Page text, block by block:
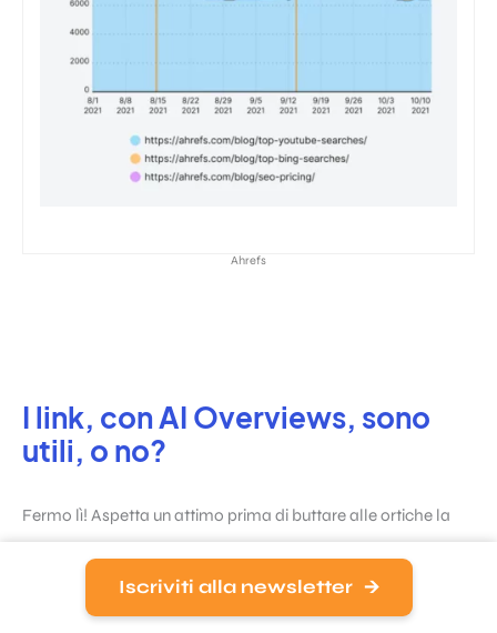
Ahrefs
I link, con AI Overviews, sono
utili, o no?
Fermo lì! Aspetta un attimo prima di buttare alle ortiche la
meno. Certo, come no. E Babbo Natale consegna i regali con
il monopattino elettrico.
Iscriviti alla newsletter